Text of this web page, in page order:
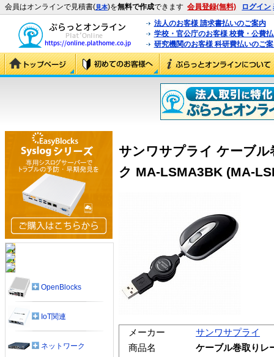
会員はオンラインで見積書(見本)を無料で作成できます 会員登録(無料) ログイン
法人のお客様 請求書払いのご案内
学校・官公庁のお客様 校費・公費
研究機関のお客様 科研費払いのご
サンワサプライ ケーブ
ク MA-LSMA3BK (MA-
メーカー
サンワサプライ
商品名
ケーブル巻取りレ
OpenBlocks
IoT関連
ネットワーク